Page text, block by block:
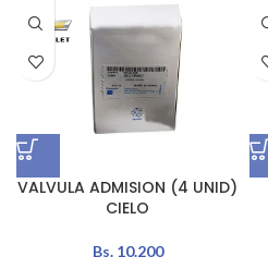
VALVULA ADMISION (4 UNID)
CIELO
Bs.10.200